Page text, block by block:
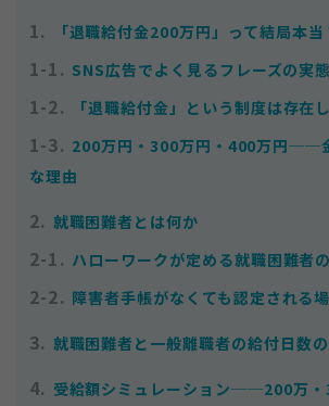
1. 「退職給付金200万円」って結局本当
1-1. SNS広告でよく見るフレーズの実態
1-2. 「退職給付金」という制度は存在
1-3. 200万円・300万円・400万円──
な理由
2. 就職困難者とは何か
2-1. ハローワークが定める就職困難者
2-2. 障害者手帳がなくても認定される
3. 就職困難者と一般離職者の給付日数
4. 受給額シミュレーション──200万